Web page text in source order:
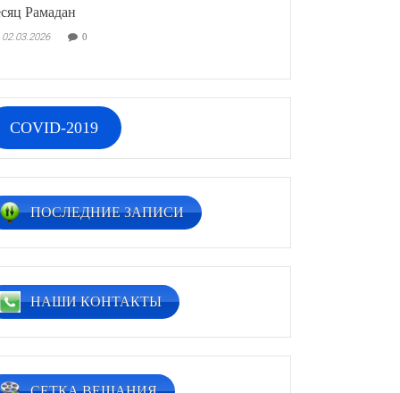
Рамадан
02.03.2026 0
COVID-2019
ПОСЛЕДНИЕ ЗАПИСИ
НАШИ КОНТАКТЫ